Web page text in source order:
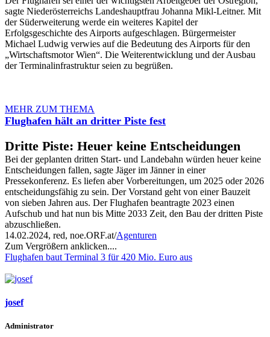
sagte Niederösterreichs Landeshauptfrau Johanna Mikl-Leitner. Mit
der Süderweiterung werde ein weiteres Kapitel der
Erfolgsgeschichte des Airports aufgeschlagen. Bürgermeister
Michael Ludwig verwies auf die Bedeutung des Airports für den
„Wirtschaftsmotor Wien“. Die Weiterentwicklung und der Ausbau
der Terminalinfrastruktur seien zu begrüßen.
MEHR ZUM THEMA
Flughafen hält an dritter Piste fest
Dritte Piste: Heuer keine Entscheidungen
Bei der geplanten dritten Start- und Landebahn würden heuer keine
Entscheidungen fallen, sagte Jäger im Jänner in einer
Pressekonferenz. Es liefen aber Vorbereitungen, um 2025 oder 2026
entscheidungsfähig zu sein. Der Vorstand geht von einer Bauzeit
von sieben Jahren aus. Der Flughafen beantragte 2023 einen
Aufschub und hat nun bis Mitte 2033 Zeit, den Bau der dritten Piste
abzuschließen.
14.02.2024, red, noe.ORF.at/Agenturen
Zum Vergrößern anklicken....
Flughafen baut Terminal 3 für 420 Mio. Euro aus
josef
Administrator